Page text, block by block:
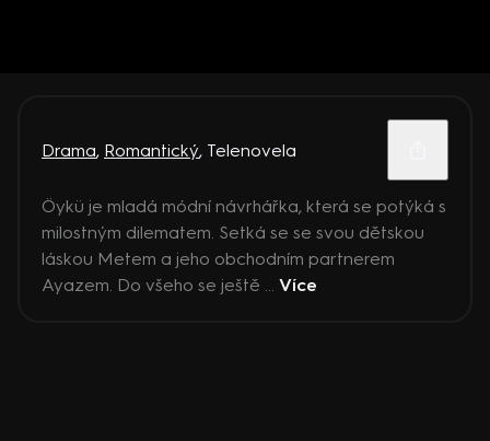
Drama, Romantický, Telenovela
Öykü je mladá módní návrhářka, která se potýká s
milostným dilematem. Setká se se svou dětskou
láskou Metem a jeho obchodním partnerem
Ayazem. Do všeho se ještě ... Více